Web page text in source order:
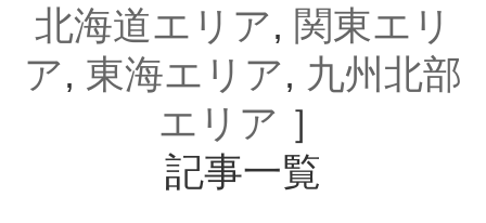
北海道エリア, 関東エリ
ア, 東海エリア, 九州北部
エリア ］
記事一覧